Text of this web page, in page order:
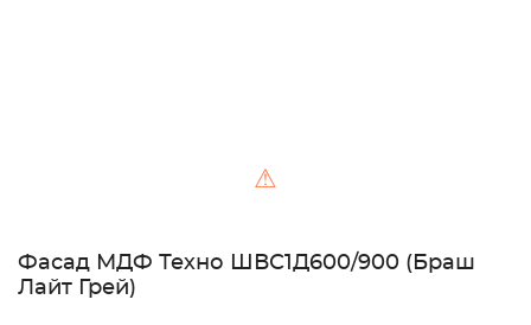
⚠
Фасад МДФ Техно ШВС1Д600/900 (Браш
Лайт Грей)